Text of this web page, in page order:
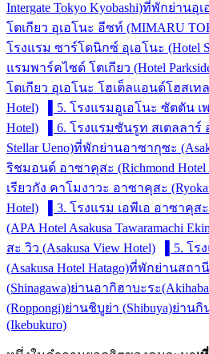
Intergate Tokyo Kyobashi)ที่พักย่านอุเ
โตเกียว อุเอโนะ อีซท์ (MIMARU
โรงแรม ซาร์โดนิกซ์ อุเอโนะ (Hotel
แรมพาร์คไซด์ โตเกียว (Hotel
โตเกียว อุเอโนะ โฮเต็ลแอนด์โฮสเทล
Hotel)
▌5. โรงแรมอูเอโนะ ซัตตัน เ
Hotel)
▌6. โรงแรมซันรูท สเตลลาร์
Stellar Ueno)ที่พักย่านอาซากุซะ
ริชมอนด์ อาซาคุสะ (Richmond Hotel
เรียวกัง คาโมงาวะ อาซาคุสะ
Hotel)
▌3. โรงแรม เอพีเอ อาซาคุ
(APA Hotel Asakusa Tawaramachi
สะ วิว (Asakusa View Hotel)
▌5. โ
(Asakusa Hotel Hatago)ที่พักย่านสถา
(Shinagawa)ย่านอากิฮาบะระ
(Roppongi)ย่านชิบูย่า (Shibuya)ย่านกิ
(Ikebukuro)